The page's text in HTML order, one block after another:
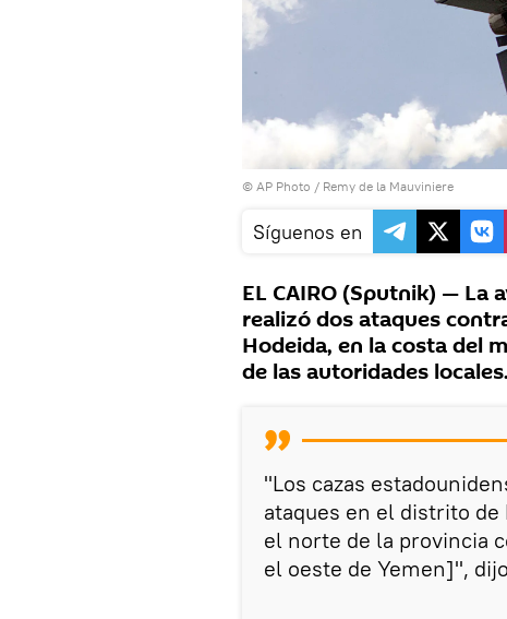
© AP Photo / Remy de la Mauviniere
Síguenos en
EL CAIRO (Sputnik) — La
realizó dos ataques
Hodeida, en la costa del
de las autoridades locales.
"Los cazas
ataques en el distrito de
el norte de la provincia
el oeste de Yemen]",